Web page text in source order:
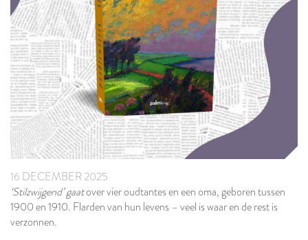
16 DECEMBER 2025
‘Stilzwijgend’ gaatover vier oudtantes en een oma, geboren tussen
1900 en 1910. Flarden van hun levens – veel is waar en de rest is
verzonnen.